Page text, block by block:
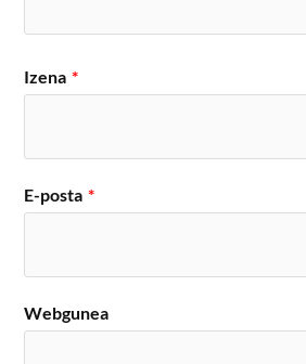
Izena *
E-posta *
Webgunea